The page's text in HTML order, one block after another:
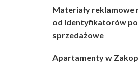
Materiały reklamowe
od identyfikatorów
sprzedażowe
Apartamenty w